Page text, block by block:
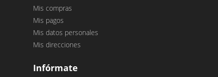
Mis compras
Mis pagos
Mis datos personales
Mis direcciones
Infórmate